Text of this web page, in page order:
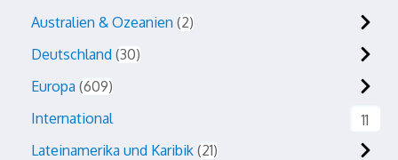
Australien & Ozeanien 2
Deutschland 30
Europa 609
International
11
Lateinamerika und Karibik 21